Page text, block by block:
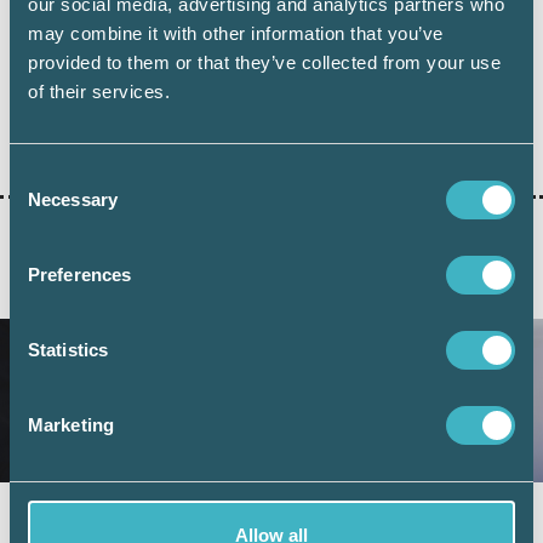
may combine it with other information that you’ve
provided to them or that they’ve collected from your use
of their services.
Selection
Necessary
Preferences
Statistics
Marketing
Allow all
Dela:
AKTUELLA ARTIKLAR